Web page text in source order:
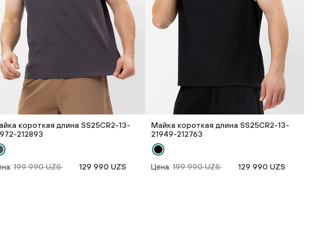
короткая длина SS25CR2-13-
212893
199 990 UZS 129 990 UZS
Майка короткая длина SS25CR2-13-
21949-212763
Цена: 199 990 UZS 129 990 UZS